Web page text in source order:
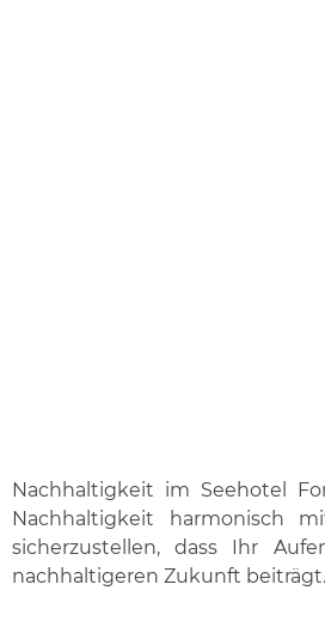
Nachhaltigkeit im Seehotel
Nachhaltigkeit harmonisch
sicherzustellen, dass Ihr
nachhaltigeren Zukunft